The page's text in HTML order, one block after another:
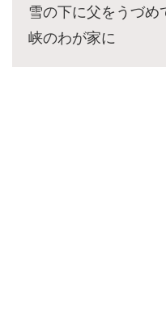
雪の下に父をうづめ
峡のわが家に